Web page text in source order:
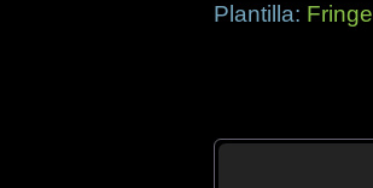
Plantilla: Fringe